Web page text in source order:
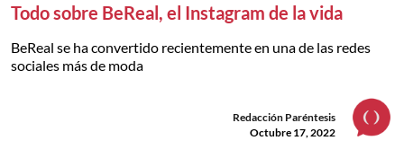
Todo sobre BeReal, el Instagram de la vida
BeReal se ha convertido recientemente en una de las redes
sociales más de moda
Redacción Paréntesis
Octubre 17, 2022